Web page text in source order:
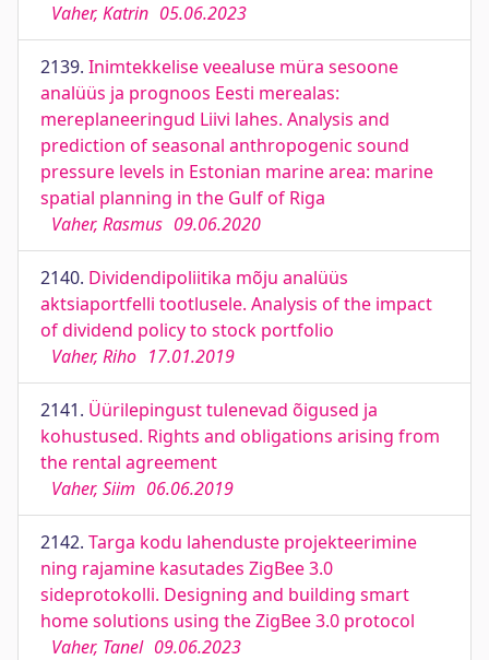
Vaher, Katrin 05.06.2023
2139. Inimtekkelise veealuse müra sesoone
analüüs ja prognoos Eesti merealas:
mereplaneeringud Liivi lahes. Analysis and
prediction of seasonal anthropogenic sound
pressure levels in Estonian marine area: marine
spatial planning in the Gulf of Riga
Vaher, Rasmus 09.06.2020
2140. Dividendipoliitika mõju analüüs
aktsiaportfelli tootlusele. Analysis of the impact
of dividend policy to stock portfolio
Vaher, Riho 17.01.2019
2141. Üürilepingust tulenevad õigused ja
kohustused. Rights and obligations arising from
the rental agreement
Vaher, Siim 06.06.2019
2142. Targa kodu lahenduste projekteerimine
ning rajamine kasutades ZigBee 3.0
sideprotokolli. Designing and building smart
home solutions using the ZigBee 3.0 protocol
Vaher, Tanel 09.06.2023